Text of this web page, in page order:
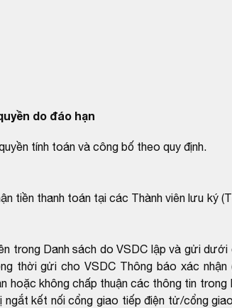
do đáo hạn
tính toán và công bố theo quy định.
tiền thanh toán tại các Thành viên lưu ký
trong Danh sách do VSDC lập và gửi dưới
thời gửi cho VSDC Thông báo xác nhận
hoặc không chấp thuận các thông tin trong
kết nối cổng giao tiếp điện tử/cổng